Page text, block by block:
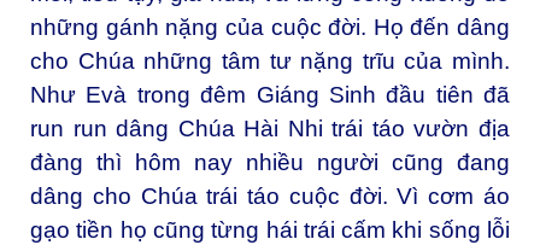
những gánh nặng của cuộc đời. Họ đến dâng
cho Chúa những tâm tư nặng trĩu của mình.
Như Evà trong đêm Giáng Sinh đầu tiên đã
run run dâng Chúa Hài Nhi trái táo vườn địa
đàng thì hôm nay nhiều người cũng đang
dâng cho Chúa trái táo cuộc đời. Vì cơm áo
gạo tiền họ cũng từng hái trái cấm khi sống lỗi